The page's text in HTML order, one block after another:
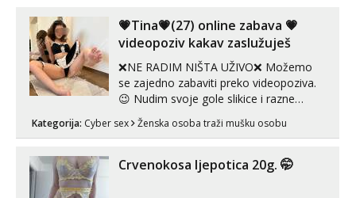
💗Tina💗(27) online zabava 💗
videopoziv kakav zaslužuješ
❌NE RADIM NIŠTA UŽIVO❌ Možemo
se zajedno zabaviti preko videopoziva.
😉 Nudim svoje gole slikice i razne
videouradke. 🤩 Za online zabavu pošalji
poruku na Whatsapp, Telegram ili Viber.
autentičnosti možeš me vidjeti na
videopozivu. 😉 S vama sam vec 5 ...
Kategorija: Cyber sex Ženska osoba traži mušku osobu
Crvenokosa ljepotica 20g. 🤭